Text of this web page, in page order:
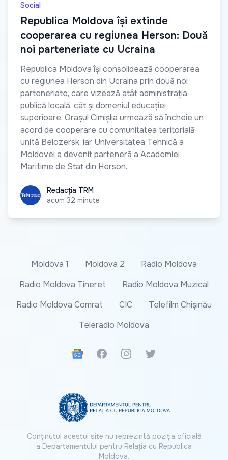
Social
Republica Moldova își extinde
cooperarea cu regiunea Herson: Două
noi parteneriate cu Ucraina
Republica Moldova își consolidează cooperarea
cu regiunea Herson din Ucraina prin două noi
parteneriate, care vizează atât administrația
publică locală, cât și domeniul educației
superioare. Orașul Cimișlia urmează să încheie un
acord de cooperare cu comunitatea teritorială
unită Belozersk, iar Universitatea Tehnică a
Moldovei a devenit parteneră a Academiei
Maritime de Stat din Herson.
Redacția TRM
Redacția TRM
acum 32 minute
Moldova 1 Moldova 2
Radio Moldova
Radio Moldova Tineret
Radio Moldova Muzical
Radio Moldova Comrat
CIC
Telefilm Chișinău
Teleradio Moldova
Google News
FacebookInstagramTwitter
Conținutul acestui site nu reprezintă poziția oficială
a Departamentului pentru Relația cu Republica
Moldova.